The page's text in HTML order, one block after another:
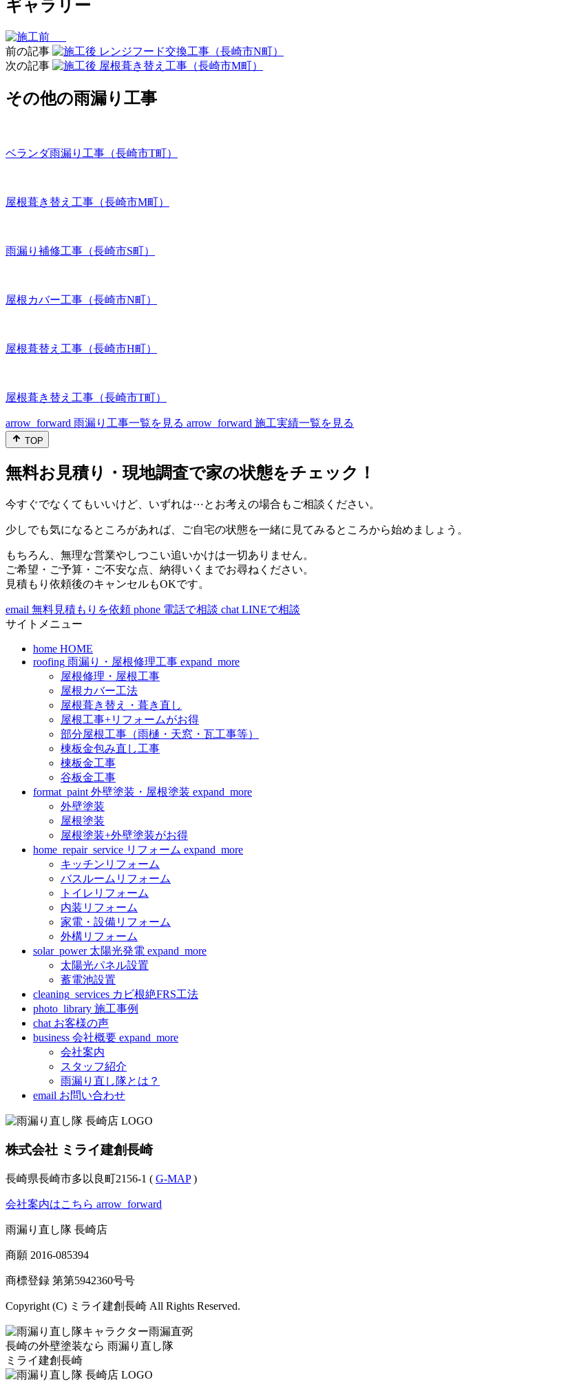
ギャラリー
前の記事
レンジフード交換工事（長崎市N町）
次の記事
屋根葺き替え工事（長崎市M町）
その他の雨漏り工事
ベランダ雨漏り工事（長崎市T町）
屋根葺き替え工事（長崎市M町）
雨漏り補修工事（長崎市S町）
屋根カバー工事（長崎市N町）
屋根葺替え工事（長崎市H町）
屋根葺き替え工事（長崎市T町）
arrow_forward 雨漏り工事一覧を見る arrow_forward 施工実績一覧を見る
TOP
無料お見積り・現地調査で家の状態をチェック！
今すぐでなくてもいいけど、いずれは⋯とお考えの場合もご相談ください。
少しでも気になるところがあれば、ご自宅の状態を一緒に見てみるところから始めましょう。
もちろん、無理な営業やしつこい追いかけは一切ありません。
ご希望・ご予算・ご不安な点、納得いくまでお尋ねください。
見積もり依頼後のキャンセルもOKです。
email 無料見積もりを依頼 phone 電話で相談 chat LINEで相談
サイトメニュー
home HOME
roofing 雨漏り・屋根修理工事 expand_more
屋根修理・屋根工事
屋根カバー工法
屋根葺き替え・葺き直し
屋根工事+リフォームがお得
部分屋根工事（雨樋・天窓・瓦工事等）
棟板金包み直し工事
棟板金工事
谷板金工事
format_paint 外壁塗装・屋根塗装 expand_more
外壁塗装
屋根塗装
屋根塗装+外壁塗装がお得
home_repair_service リフォーム expand_more
キッチンリフォーム
バスルームリフォーム
トイレリフォーム
内装リフォーム
家電・設備リフォーム
外構リフォーム
solar_power 太陽光発電 expand_more
太陽光パネル設置
蓄電池設置
cleaning_services カビ根絶FRS工法
photo_library 施工事例
chat お客様の声
business 会社概要 expand_more
会社案内
スタッフ紹介
雨漏り直し隊とは？
email お問い合わせ
株式会社 ミライ建創長崎
長崎県長崎市多以良町2156-1 ( G-MAP)
会社案内はこちら arrow_forward
雨漏り直し隊 長崎店
商願 2016-085394
商標登録 第第5942360号号
Copyright (C) ミライ建創長崎 All Rights Reserved.
長崎の外壁塗装なら 雨漏り直し隊
ミライ建創長崎